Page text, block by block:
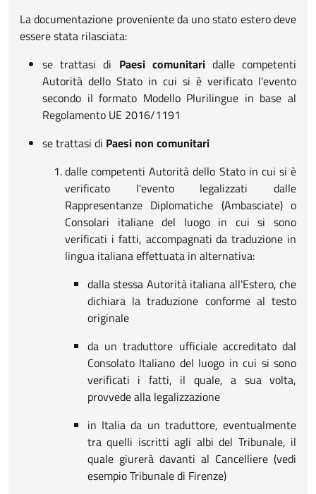
La documentazione proveniente da uno stato estero deve
essere stata rilasciata:
se trattasi di Paesi comunitaridalle competenti
Autorità dello Stato in cui si è verificato l'evento
secondo il formato Modello Plurilingue in base al
Regolamento UE 2016/1191
se trattasi di Paesi non comunitari
dalle competenti Autorità dello Stato in cui si è
verificato l'evento legalizzati dalle
Rappresentanze Diplomatiche (Ambasciate) o
Consolari italiane del luogo in cui si sono
verificati i fatti, accompagnati da traduzione in
lingua italiana effettuata in alternativa:
dalla stessa Autorità italiana all'Estero, che
dichiara la traduzione conforme al testo
originale
da un traduttore ufficiale accreditato dal
Consolato Italiano del luogo in cui si sono
verificati i fatti, il quale, a sua volta,
provvede alla legalizzazione
in Italia da un traduttore, eventualmente
tra quelli iscritti agli albi del Tribunale, il
quale giurerà davanti al Cancelliere (vedi
esempio Tribunale di Firenze)